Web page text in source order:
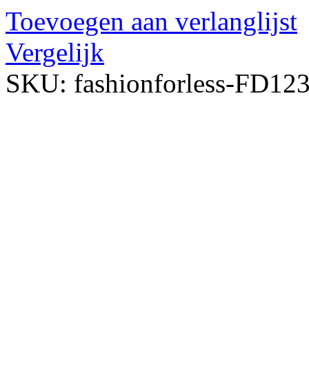
Toevoegen aan verlanglijst
Vergelijk
SKU: fashionforless-